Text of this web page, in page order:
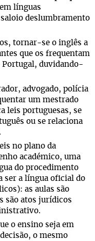
línguas
deslumbramento
tornar-se o inglês a
que os frequentam
Portugal, duvidando-
advogado, polícia
um mestrado
leis portuguesas, se
ou se relaciona
no plano da
académico, uma
do procedimento
ser a língua oficial do
as aulas são
são atos jurídicos
o ensino seja em
o mesmo